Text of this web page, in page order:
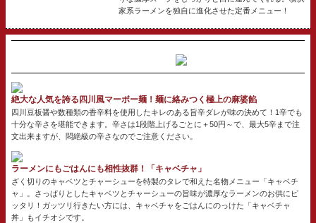
家系ラーメンを独自に進化させた定番メニュー！
絶大な人気を誇る四川風マーボー麺！麺に絡みつく極上の麻婆餡
四川豆板醤や数種類の香辛料を使用したキレのある旨辛ダレが味の決めて！1辛でも
十分な辛さを堪能できます。辛さは1段階上げるごとに＋50円～で、最大5辛まで注
文出来ますが、悶絶級の辛さなのでご注意ください。
ラーメンにもごはんにも相性抜群！「キャベチャ」
ざく切りのキャベツとチャーシューを特製のタレで和えた名物メニュー「キャベチ
ャ」。さっぱりとしたキャベツとチャーシューの旨味が濃厚なラーメンのお供にピ
ッタリ！ガッツリ行きたい方には、キャベチャをごはんにのっけた「キャベチャ
丼」もイチオシです。